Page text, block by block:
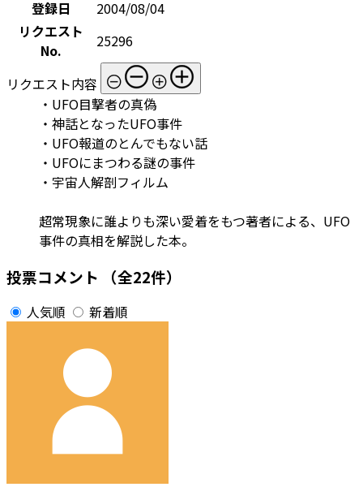
登録日
2004/08/04
リクエスト
No.
25296
リクエスト内容
・UFO目撃者の真偽
・神話となったUFO事件
・UFO報道のとんでもない話
・UFOにまつわる謎の事件
・宇宙人解剖フィルム
超常現象に誰よりも深い愛着をもつ著者による、UFO
事件の真相を解説した本。
投票コメント （全22件）
人気順 新着順